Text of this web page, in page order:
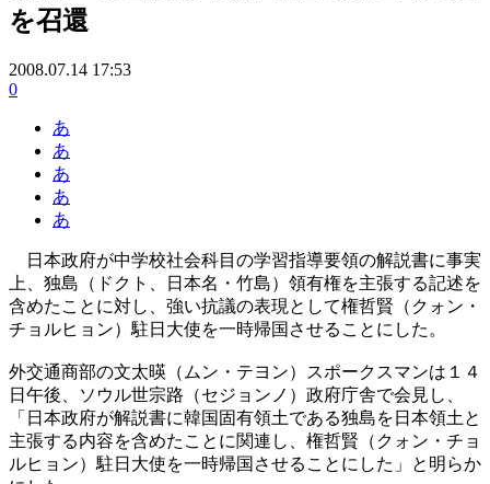
を召還
2008.07.14 17:53
0
あ
あ
あ
あ
あ
日本政府が中学校社会科目の学習指導要領の解説書に事実
上、独島（ドクト、日本名・竹島）領有権を主張する記述を
含めたことに対し、強い抗議の表現として権哲賢（クォン・
チョルヒョン）駐日大使を一時帰国させることにした。
外交通商部の文太暎（ムン・テヨン）スポークスマンは１４
日午後、ソウル世宗路（セジョンノ）政府庁舎で会見し、
「日本政府が解説書に韓国固有領土である独島を日本領土と
主張する内容を含めたことに関連し、権哲賢（クォン・チョ
ルヒョン）駐日大使を一時帰国させることにした」と明らか